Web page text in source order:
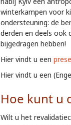
winterkampen voor
ondersteuning: de
derden en deels ook
bijgedragen hebben!
Hier vindt u een
Hier vindt u een
Hoe kunt u
Wilt u het